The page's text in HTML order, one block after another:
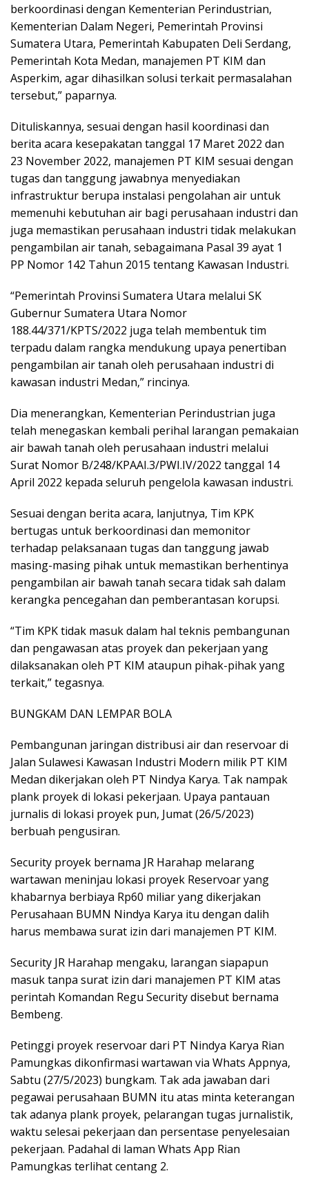
berkoordinasi dengan Kementerian Perindustrian,
Kementerian Dalam Negeri, Pemerintah Provinsi
Sumatera Utara, Pemerintah Kabupaten Deli Serdang,
Pemerintah Kota Medan, manajemen PT KIM dan
Asperkim, agar dihasilkan solusi terkait permasalahan
tersebut,” paparnya.
Dituliskannya, sesuai dengan hasil koordinasi dan
berita acara kesepakatan tanggal 17 Maret 2022 dan
23 November 2022, manajemen PT KIM sesuai dengan
tugas dan tanggung jawabnya menyediakan
infrastruktur berupa instalasi pengolahan air untuk
memenuhi kebutuhan air bagi perusahaan industri dan
juga memastikan perusahaan industri tidak melakukan
pengambilan air tanah, sebagaimana Pasal 39 ayat 1
PP Nomor 142 Tahun 2015 tentang Kawasan Industri.
“Pemerintah Provinsi Sumatera Utara melalui SK
Gubernur Sumatera Utara Nomor
188.44/371/KPTS/2022 juga telah membentuk tim
terpadu dalam rangka mendukung upaya penertiban
pengambilan air tanah oleh perusahaan industri di
kawasan industri Medan,” rincinya.
Dia menerangkan, Kementerian Perindustrian juga
telah menegaskan kembali perihal larangan pemakaian
air bawah tanah oleh perusahaan industri melalui
Surat Nomor B/248/KPAAI.3/PWI.IV/2022 tanggal 14
April 2022 kepada seluruh pengelola kawasan industri.
Sesuai dengan berita acara, lanjutnya, Tim KPK
bertugas untuk berkoordinasi dan memonitor
terhadap pelaksanaan tugas dan tanggung jawab
masing-masing pihak untuk memastikan berhentinya
pengambilan air bawah tanah secara tidak sah dalam
kerangka pencegahan dan pemberantasan korupsi.
“Tim KPK tidak masuk dalam hal teknis pembangunan
dan pengawasan atas proyek dan pekerjaan yang
dilaksanakan oleh PT KIM ataupun pihak-pihak yang
terkait,” tegasnya.
BUNGKAM DAN LEMPAR BOLA
Pembangunan jaringan distribusi air dan reservoar di
Jalan Sulawesi Kawasan Industri Modern milik PT KIM
Medan dikerjakan oleh PT Nindya Karya. Tak nampak
plank proyek di lokasi pekerjaan. Upaya pantauan
jurnalis di lokasi proyek pun, Jumat (26/5/2023)
berbuah pengusiran.
Security proyek bernama JR Harahap melarang
wartawan meninjau lokasi proyek Reservoar yang
khabarnya berbiaya Rp60 miliar yang dikerjakan
Perusahaan BUMN Nindya Karya itu dengan dalih
harus membawa surat izin dari manajemen PT KIM.
Security JR Harahap mengaku, larangan siapapun
masuk tanpa surat izin dari manajemen PT KIM atas
perintah Komandan Regu Security disebut bernama
Bembeng.
Petinggi proyek reservoar dari PT Nindya Karya Rian
Pamungkas dikonfirmasi wartawan via Whats Appnya,
Sabtu (27/5/2023) bungkam. Tak ada jawaban dari
pegawai perusahaan BUMN itu atas minta keterangan
tak adanya plank proyek, pelarangan tugas jurnalistik,
waktu selesai pekerjaan dan persentase penyelesaian
pekerjaan. Padahal di laman Whats App Rian
Pamungkas terlihat centang 2.